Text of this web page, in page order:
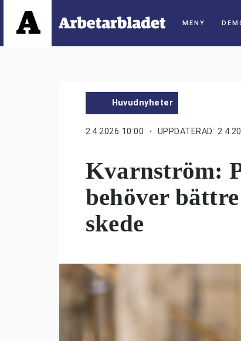
Huvudnyheter
2.4.2026 10:00 ・ UPPDATERAD:
Kvarnström:
behöver
skede